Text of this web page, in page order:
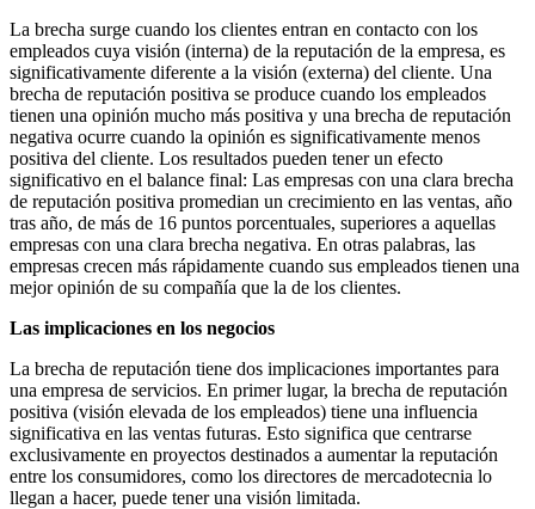
La brecha surge cuando los clientes entran en contacto con los
empleados cuya visión (interna) de la reputación de la empresa, es
significativamente diferente a la visión (externa) del cliente. Una
brecha de reputación positiva se produce cuando los empleados
tienen una opinión mucho más positiva y una brecha de reputación
negativa ocurre cuando la opinión es significativamente menos
positiva del cliente. Los resultados pueden tener un efecto
significativo en el balance final: Las empresas con una clara brecha
de reputación positiva promedian un crecimiento en las ventas, año
tras año, de más de 16 puntos porcentuales, superiores a aquellas
empresas con una clara brecha negativa. En otras palabras, las
empresas crecen más rápidamente cuando sus empleados tienen una
mejor opinión de su compañía que la de los clientes.
Las implicaciones en los negocios
La brecha de reputación tiene dos implicaciones importantes para
una empresa de servicios. En primer lugar, la brecha de reputación
positiva (visión elevada de los empleados) tiene una influencia
significativa en las ventas futuras. Esto significa que centrarse
exclusivamente en proyectos destinados a aumentar la reputación
entre los consumidores, como los directores de mercadotecnia lo
llegan a hacer, puede tener una visión limitada.